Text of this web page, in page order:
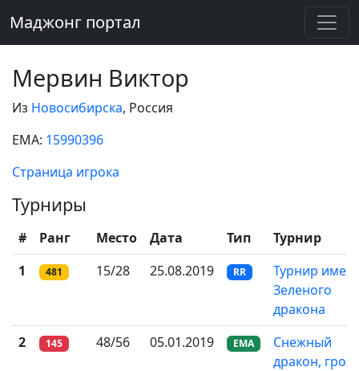
Маджонг портал
Мервин Виктор
Из Новосибирска, Россия
EMA: 15990396
Страница игрока
Турниры
# Ранг Место Дата Тип
Турнир
1
481 15/28 25.08.2019 RR
Турнир
Зеленого
дракона
2
145 48/56 05.01.2019 EMA
Снежный
дракон,